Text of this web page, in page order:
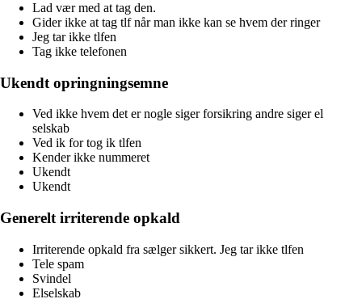
Lad vær med at tag den.
Gider ikke at tag tlf når man ikke kan se hvem der ringer
Jeg tar ikke tlfen
Tag ikke telefonen
Ukendt opringningsemne
Ved ikke hvem det er nogle siger forsikring andre siger el
selskab
Ved ik for tog ik tlfen
Kender ikke nummeret
Ukendt
Ukendt
Generelt irriterende opkald
Irriterende opkald fra sælger sikkert. Jeg tar ikke tlfen
Tele spam
Svindel
Elselskab